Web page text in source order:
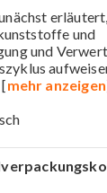
erläutert,
und
und
[mehr anzeigen